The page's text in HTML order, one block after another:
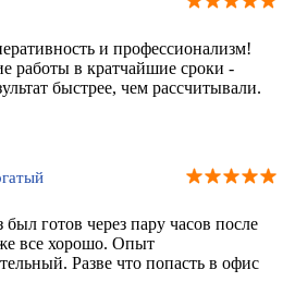
и профессионализм!
работы в кратчайшие сроки -
быстрее, чем рассчитывали.
был готов через пару часов после
все хорошо. Опыт
Разве что попасть в офис